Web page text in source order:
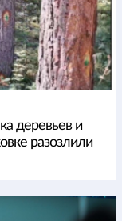
деревьев и
разозлили